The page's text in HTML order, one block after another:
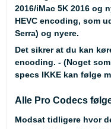
2016/iMac 5K 2016 og
HEVC encoding, som
Serra) og nyere.
Det sikrer at du kan
encoding. - (Noget
specs IKKE kan følge
Alle Pro Codecs
Modsat tidligere hvor